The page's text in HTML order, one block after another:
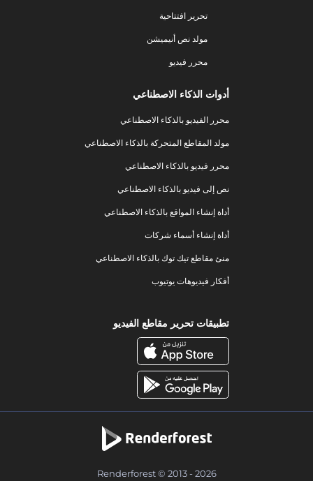
تحرير افتتاحية
مولد نص أنيميشن
محرر فيديو
أدوات الذكاء الاصطناعي
محرر الفيديو بالذكاء الاصطناعي
مولد المقاطع المتحركة بالذكاء الاصطناعي
محرر فيديو بالذكاء الاصطناعي
نص إلى فيديو بالذكاء الاصطناعي
أداة إنشاء المواقع بالذكاء الاصطناعي
أداة إنشاء أسماء شركات
منئ مقاطع تيك توك بالذكاء الاصطناعي
أفكار فيديوهات يوتيوب
تطبيقات تحرير مقاطع الفيديو
Renderforest © 2013 - 2026